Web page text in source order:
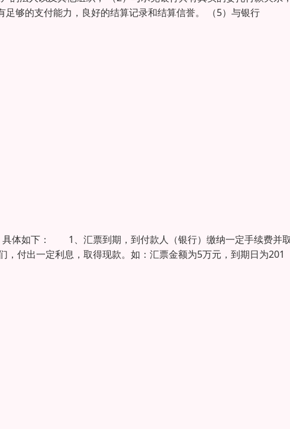
足够的支付能力，良好的结算记录和结算信誉。 （5）与银行
具体如下： 1、汇票到期，到付款人（银行）缴纳一定手续费并
出一定利息，取得现款。如：汇票金额为5万元，到期日为201